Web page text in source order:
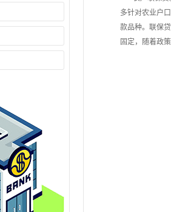
多针对农业户
款品种。联保
固定，随着政